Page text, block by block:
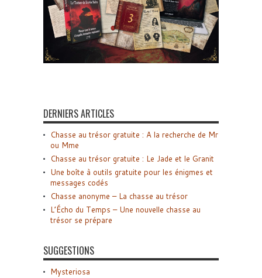
DERNIERS ARTICLES
Chasse au trésor gratuite : A la recherche de Mr
ou Mme
Chasse au trésor gratuite : Le Jade et le Granit
Une boîte à outils gratuite pour les énigmes et
messages codés
Chasse anonyme – La chasse au trésor
L’Écho du Temps – Une nouvelle chasse au
trésor se prépare
SUGGESTIONS
Mysteriosa